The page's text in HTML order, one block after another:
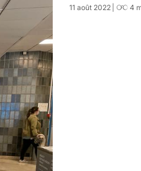
11 août 2022 4